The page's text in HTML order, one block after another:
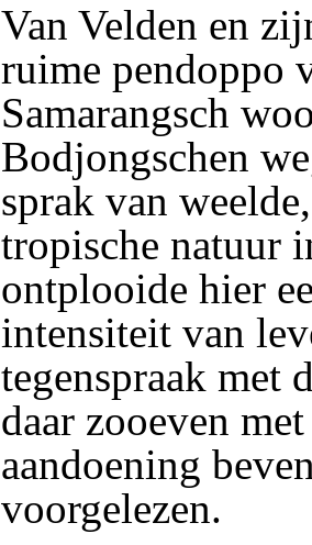
Van Velden en
ruime pendoppo
Samarangsch
Bodjongschen
sprak van
tropische natuur
ontplooide hier
intensiteit van
tegenspraak met
daar zooeven
aandoening
voorgelezen.